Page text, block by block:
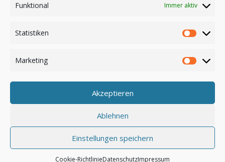
Funktional Immer aktiv
Statistiken
Marketing
Akzeptieren
Ablehnen
Einstellungen speichern
Cookie-RichtlinieDatenschutzImpressum
Anmelden
© by safar-reiseblog.de